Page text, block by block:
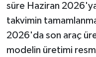
süre Haziran 2026'ya
takvimin
2026'da son araç
modelin üretimi